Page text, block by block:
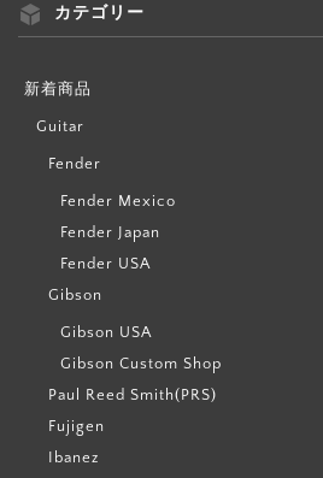
カテゴリー
新着商品
Guitar
Fender
Fender Mexico
Fender Japan
Fender USA
Gibson
Gibson USA
Gibson Custom Shop
Paul Reed Smith(PRS)
Fujigen
Ibanez